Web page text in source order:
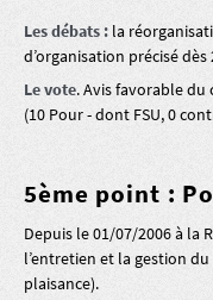
Les débats : la
d’organisation précisé
Le vote. Avis favorable
(10 Pour - dont FSU, 0
5ème point :
Depuis le 01/07/2006 à la
l’entretien et la gestion
plaisance).